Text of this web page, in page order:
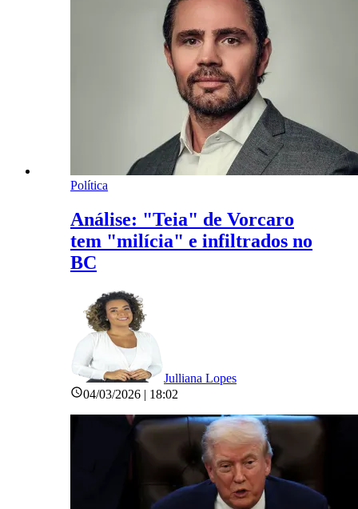
Política
Análise: "Teia" de Vorcaro
tem "milícia" e infiltrados no
BC
Julliana Lopes
04/03/2026 | 18:02